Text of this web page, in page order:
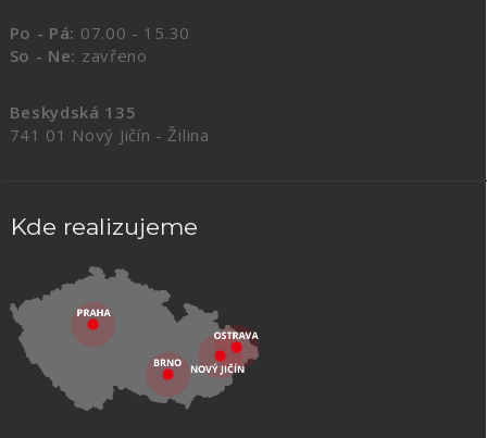
Po - Pá: 07.00 - 15.30
So - Ne: zavřeno
Beskydská 135
741 01 Nový Jičín - Žilina
Kde realizujeme